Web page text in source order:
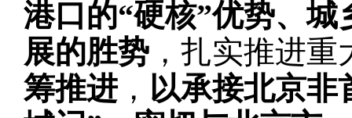
港口的“硬核”优势、
展的胜势 ，扎实推进
筹推进 ， 以承接北京非